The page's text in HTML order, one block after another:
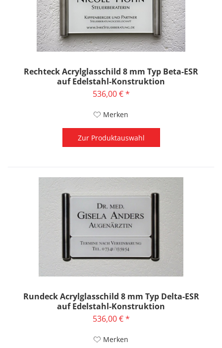
Rechteck Acrylglasschild 8 mm Typ Beta-ESR
auf Edelstahl-Konstruktion
536,00 € *
Merken
Zur Produktauswahl
Rundeck Acrylglasschild 8 mm Typ Delta-ESR
auf Edelstahl-Konstruktion
536,00 € *
Merken